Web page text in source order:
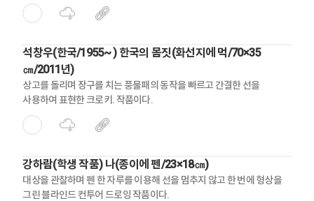
석창우(한국/1955~ ) 한국의 몸짓(화선지에 먹/70×35
㎝/2011년)
상고를 돌리며 장구를 치는 풍물패의 동작을 빠르고 간결한 선을
사용하여 표현한 크로키. 작품이다.
강하람(학생 작품) 나(종이에 펜/23×18㎝)
대상을 관찰하며 펜 한 자루를 이용해 선을 멈추지 않고 한 번에 형상을
그린 블라인드 컨투어 드로잉 작품이다.